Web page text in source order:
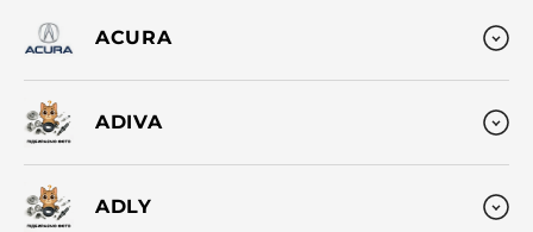
ACURA
ADIVA
ADLY